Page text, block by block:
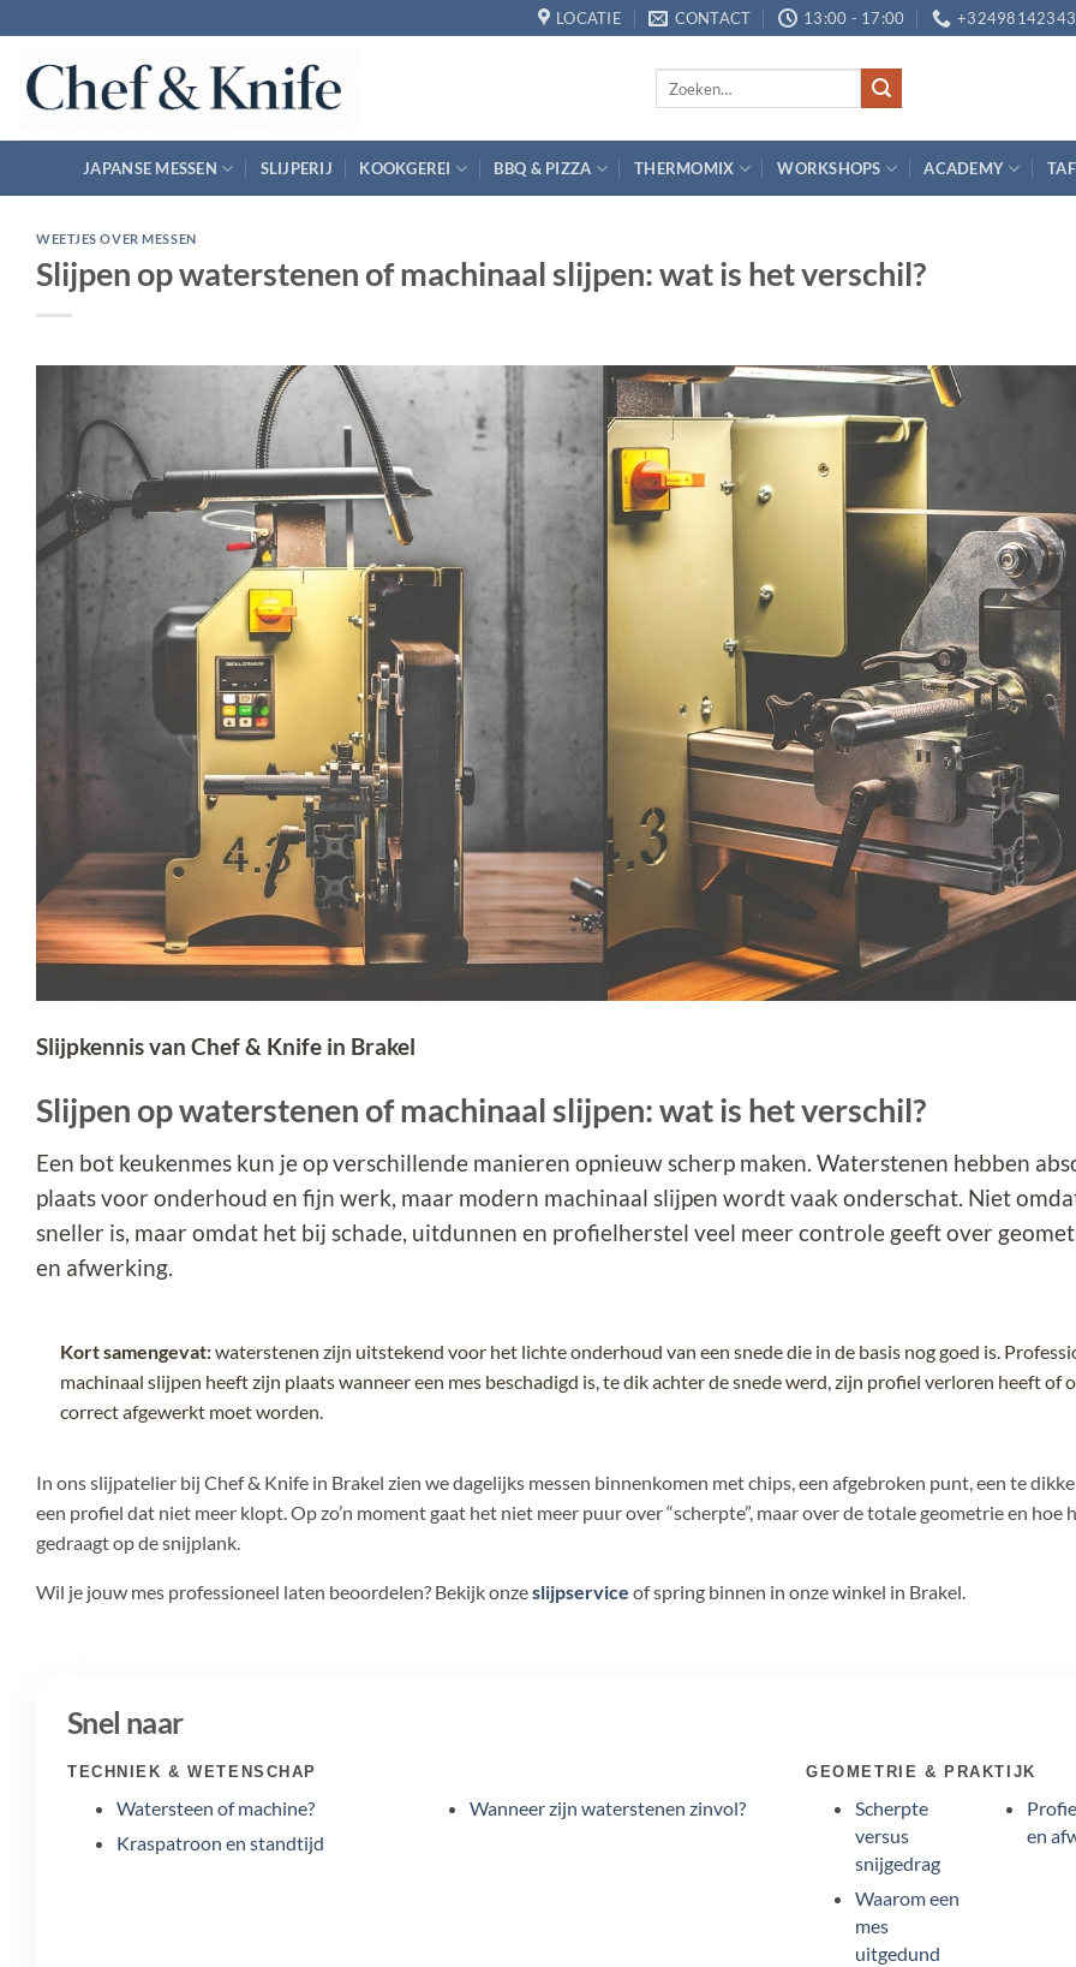
naar
inhoud
LOCATIE CONTACT 13:00 - 17:00 +32498142343
JAPANSE MESSEN SLIJPERIJ KOOKGEREI BBQ & PIZZA THERMOMIX WORKSHOPS ACADEMY
WEETJES OVER MESSEN
Slijpen op waterstenen of machinaal slijpen: wat is het verschil?
Slijpkennis van Chef & Knife in Brakel
Slijpen op waterstenen of machinaal slijpen: wat is het verschil?
Een bot keukenmes kun je op verschillende manieren opnieuw scherp maken. Waterstenen hebben
plaats voor onderhoud en fijn werk, maar modern machinaal slijpen wordt vaak onderschat. Niet
sneller is, maar omdat het bij schade, uitdunnen en profielherstel veel meer controle geeft over
en afwerking.
Kort samengevat:waterstenen zijn uitstekend voor het lichte onderhoud van een snede die in de basis nog goed is.
machinaal slijpen heeft zijn plaats wanneer een mes beschadigd is, te dik achter de snede werd, zijn profiel verloren heeft of
correct afgewerkt moet worden.
In ons slijpatelier bij Chef & Knife in Brakel zien we dagelijks messen binnenkomen met chips, een afgebroken punt, een te
een profiel dat niet meer klopt. Op zo’n moment gaat het niet meer puur over “scherpte”, maar over de totale geometrie en hoe
gedraagt op de snijplank.
Wil je jouw mes professioneel laten beoordelen? Bekijk onzeslijpservice of spring binnen in onze winkel in Brakel.
Snel naar
TECHNIEK & WETENSCHAP
Watersteen of machine?
Kraspatroon en standtijd
Wanneer zijn waterstenen zinvol?
GEOMETRIE & PRAKTIJK
Scherpte
versus
snijgedrag
Waarom een
mes
uitgedund
en